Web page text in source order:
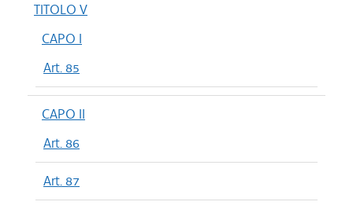
TITOLO V
CAPO I
Art. 85
CAPO II
Art. 86
Art. 87